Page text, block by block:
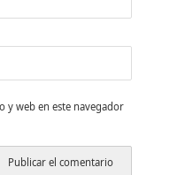
y web en este navegador